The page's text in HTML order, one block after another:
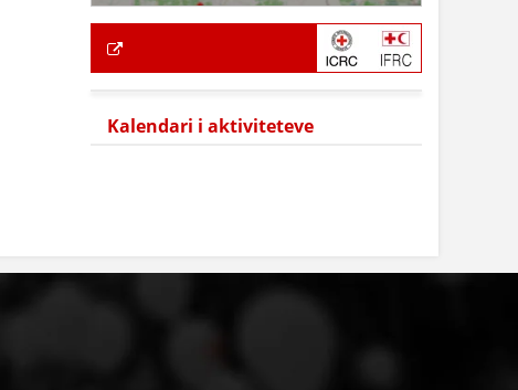
Kalendari i aktiviteteve